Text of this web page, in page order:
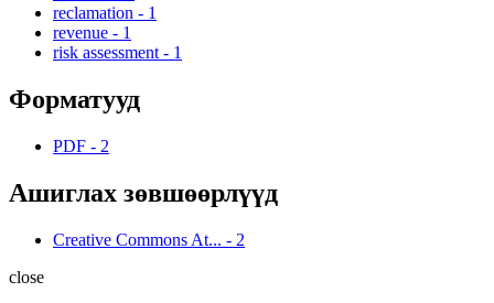
reclamation - 1
revenue - 1
risk assessment - 1
Форматууд
PDF - 2
Ашиглах зөвшөөрлүүд
Creative Commons At... - 2
close